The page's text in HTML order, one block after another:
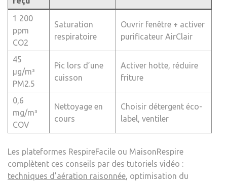
1 200
ppm
CO2
Saturation
respiratoire
Ouvrir fenêtre + activer
purificateur AirClair
45
µg/m³
PM2.5
Pic lors d’une
cuisson
Activer hotte, réduire
friture
0,6
mg/m³
COV
Nettoyage en
cours
Choisir détergent éco-
label, ventiler
Les plateformes RespireFacile ou MaisonRespire
complètent ces conseils par des tutoriels vidéo :
techniques d’aération raisonnée, optimisation du